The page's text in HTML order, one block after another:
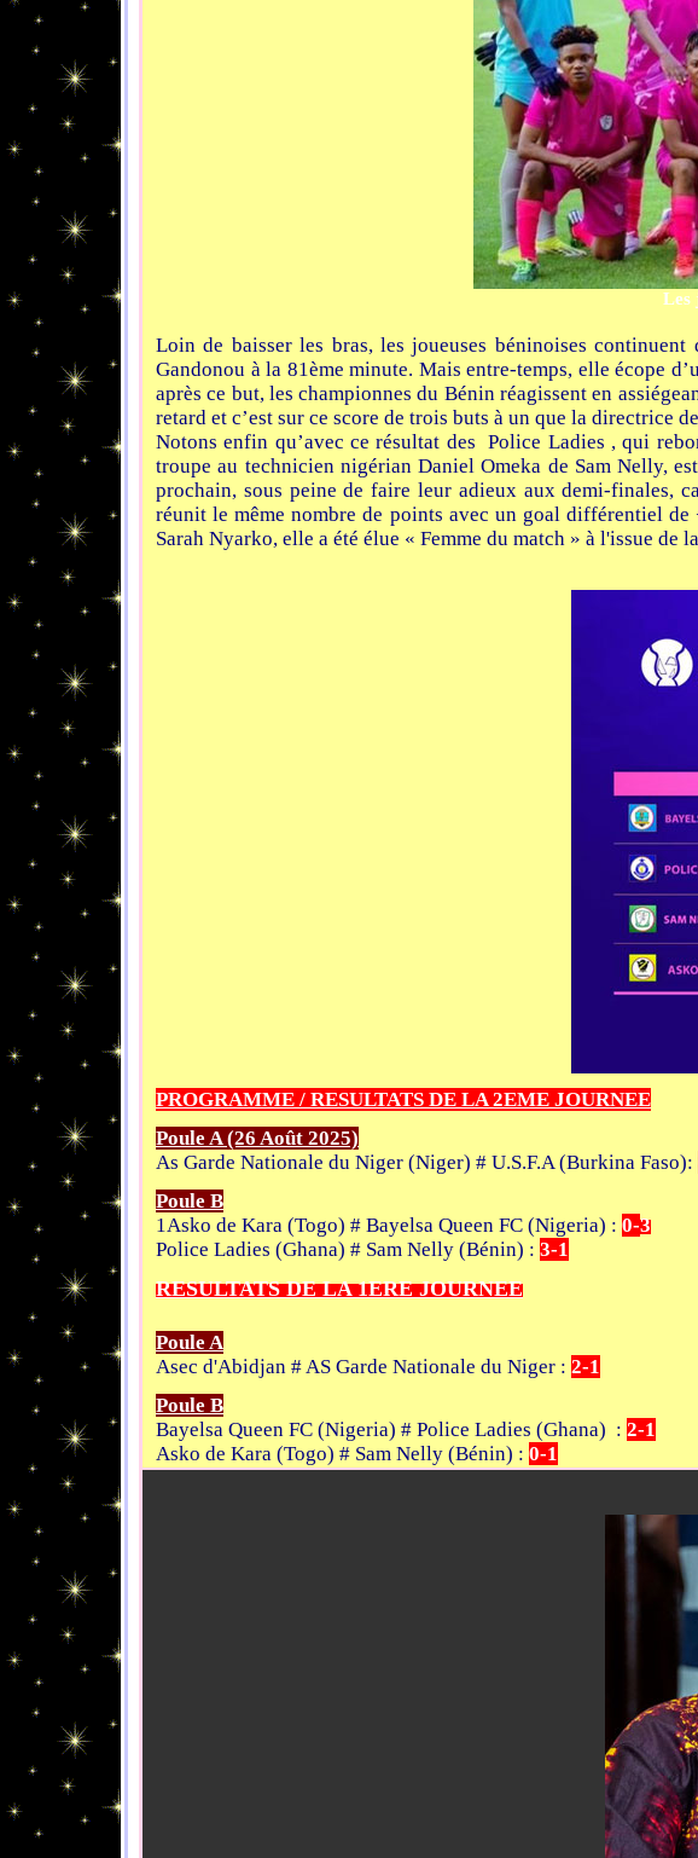
Les
Loin de baisser les bras, les joueuses béninoises
Gandonou à la 81ème minute. Mais entre-temps, elle écope
après ce but, les championnes du Bénin réagissent en
retard et c’est sur ce score de trois buts à un que la directrice
Notons enfin qu’avec ce résultat des Police Ladies , qui
troupe au technicien nigérian Daniel Omeka de Sam Nelly,
prochain, sous peine de faire leur adieux aux demi-finales,
réunit le même nombre de points avec un goal différentiel
Sarah Nyarko, elle a été élue « Femme du match » à l'issue de
PROGRAMME / RESULTATS DE LA 2EME JOURNEE
Poule A (26 Août 2025)
As Garde Nationale du Niger (Niger) # U.S.F.A (Burkina Faso):
Poule B
1Asko de Kara (Togo) # Bayelsa Queen FC (Nigeria) : 0-3
Police Ladies (Ghana) # Sam Nelly (Bénin) : 3-1
RESULTATS DE LA 1ERE JOURNEE
Poule A
Asec d'Abidjan # AS Garde Nationale du Niger : 2-1
Poule B
Bayelsa Queen FC (Nigeria) # Police Ladies (Ghana) : 2-1
Asko de Kara (Togo) # Sam Nelly (Bénin) : 0-1